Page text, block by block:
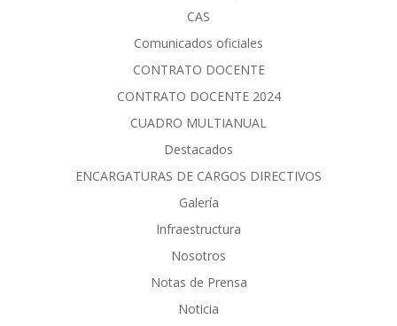
CAS
Comunicados oficiales
CONTRATO DOCENTE
CONTRATO DOCENTE 2024
CUADRO MULTIANUAL
Destacados
ENCARGATURAS DE CARGOS DIRECTIVOS
Galería
Infraestructura
Nosotros
Notas de Prensa
Noticia